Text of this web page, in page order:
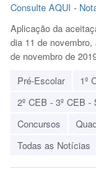
Consulte AQUI -
Aplicação da
dia 11 de
de novembro de
Pré-Escolar
1º
2º CEB - 3º CEB -
Concursos
Todas as Notícias